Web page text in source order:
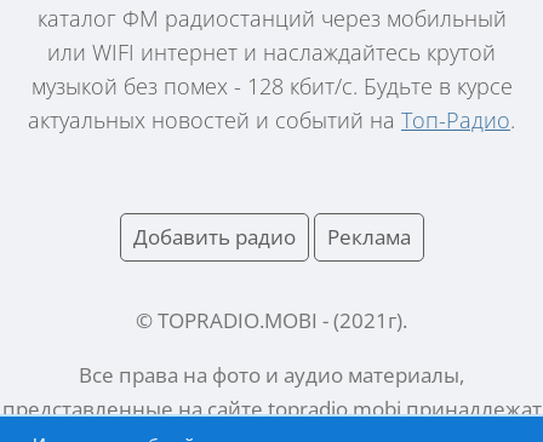
каталог ФМ радиостанций через мобильный
или WIFI интернет и наслаждайтесь крутой
музыкой без помех - 128 кбит/с. Будьте в курсе
актуальных новостей и событий на Топ-Радио.
Добавить радио Реклама
© TOPRADIO.MOBI - (2021 г).
Все права на фото и аудио материалы,
представленные на сайтеtopradio.mobiпринадлежат